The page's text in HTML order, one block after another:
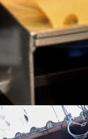
。
イベント